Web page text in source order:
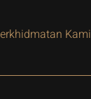
Kami